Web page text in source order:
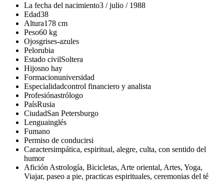
La fecha del nacimiento3 / julio / 1988
Edad38
Altura178 cm
Peso60 kg
Ojosgrises-azules
Pelorubia
Estado civilSoltera
Hijosno hay
Formacionuniversidad
Especialidadcontrol financiero y analista
Profesiónastrólogo
PaísRusia
CiudadSan Petersburgo
Lenguainglés
Fumano
Permiso de conducirsi
Caractersimpática, espiritual, alegre, culta, con sentido del
humor
Afición Astrología, Bicicletas, Arte oriental, Artes, Yoga,
Viajar, paseo a pie, practicas espirituales, ceremonias del té